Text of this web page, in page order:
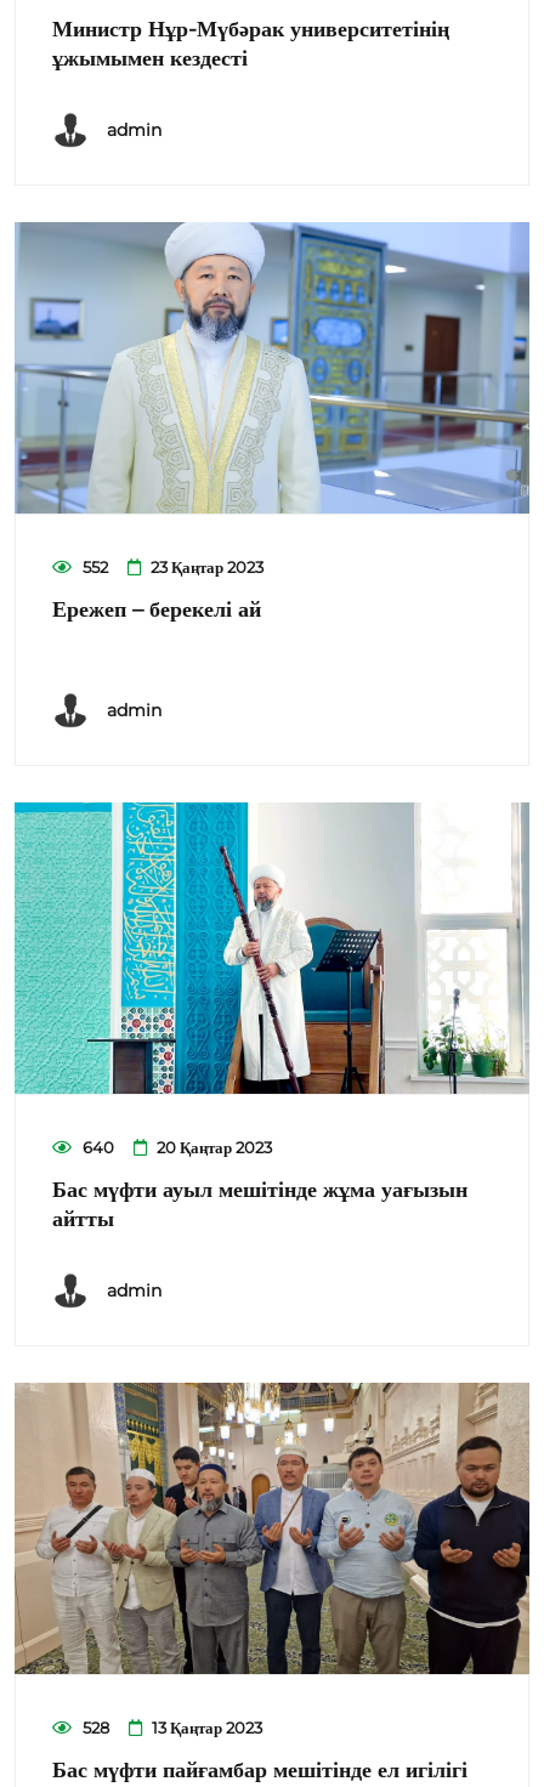
Министр Нұр-Мүбәрак университетінің
ұжымымен кездесті
admin
552 23 Қаңтар 2023
Ережеп ​​– берекелі ай
admin
640 20 Қаңтар 2023
Бас мүфти ауыл мешітінде жұма уағызын
айтты
admin
528 13 Қаңтар 2023
Бас мүфти пайғамбар мешітінде ел игілігі